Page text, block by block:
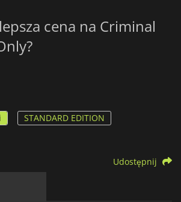
cena na Criminal
STANDARD EDITION
Udostępnij